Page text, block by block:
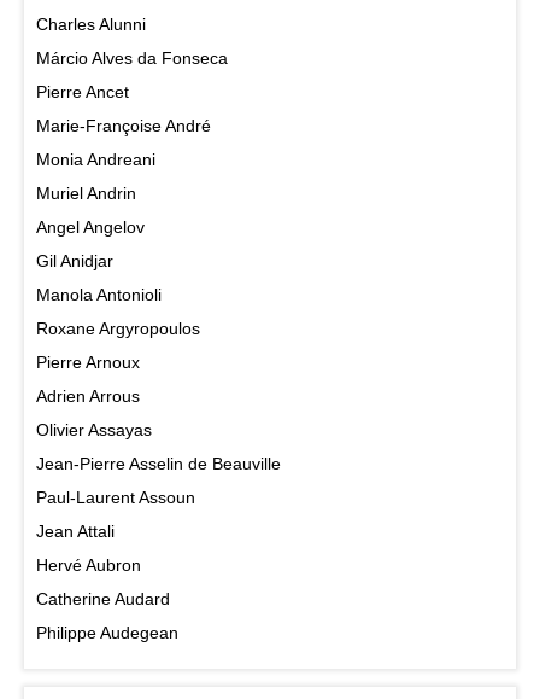
Charles Alunni
Márcio Alves da Fonseca
Pierre Ancet
Marie-Françoise André
Monia Andreani
Muriel Andrin
Angel Angelov
Gil Anidjar
Manola Antonioli
Roxane Argyropoulos
Pierre Arnoux
Adrien Arrous
Olivier Assayas
Jean-Pierre Asselin de Beauville
Paul-Laurent Assoun
Jean Attali
Hervé Aubron
Catherine Audard
Philippe Audegean